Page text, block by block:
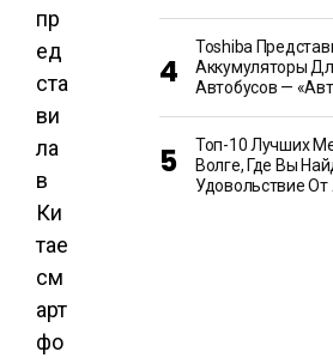
пр
ед
ста
ви
ла
в
Ки
тае
см
арт
фо
Toshiba
Аккумуляторы
Автобусов —
Топ-10 Лучших
Волге, Где Вы
Удовольствие От